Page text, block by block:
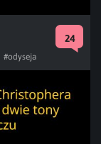
24
#odyseja